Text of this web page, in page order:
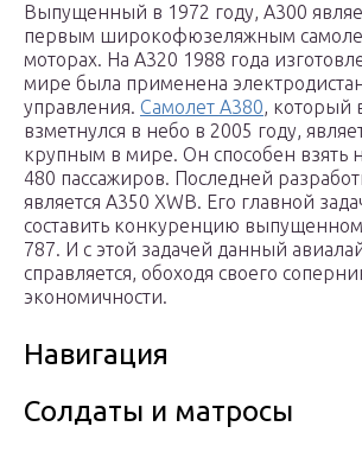
Выпущенный в 1972 году, A300
первым широкофюзеляжным
моторах. На A320 1988 года
мире была применена
управления. Самолет А380, который
взметнулся в небо в 2005 году,
крупным в мире. Он способен взять
480 пассажиров. Последней
является A350 XWB. Его главной
составить конкуренцию
787. И с этой задачей данный
справляется, обоходя своего
экономичности.
Навигация
Солдаты и матросы